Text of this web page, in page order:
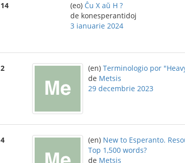
14
(eo) Ĉu X aŭ H ?
de konesperantidoj
3 ianuarie 2024
2
(en) Terminologio por
de Metsis
29 decembrie 2023
4
(en) New to Esperanto.
Top 1,500 words?
de Metsis